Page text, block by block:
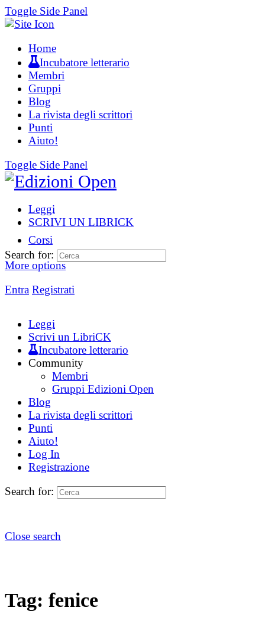
Toggle Side Panel
Home
Incubatore letterario
Membri
Gruppi
Blog
La rivista degli scrittori
Punti
Aiuto!
Toggle Side Panel
Leggi
SCRIVI UN LIBRICK
Corsi
More options
Entra Registrati
Search for:
Leggi
Scrivi un LibriCK
Incubatore letterario
Community
Membri
Gruppi Edizioni Open
Blog
La rivista degli scrittori
Punti
Aiuto!
Log In
Registrazione
Search for:
Close search
Tag: fenice